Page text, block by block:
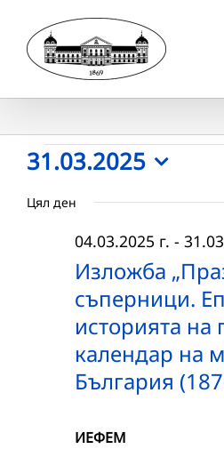
content
Събития
for
31.03.2025
31.03.2025
date.
Цял ден
Изложба
съперници.
историята на
календар на
България
04.03.2025 г. -
ИЕФЕМ